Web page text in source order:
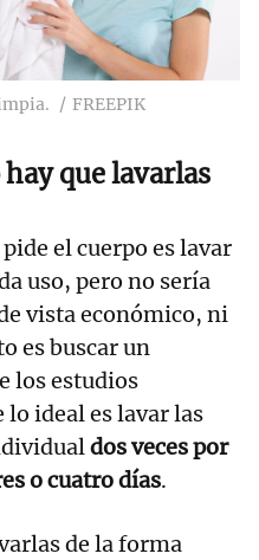
FREEPIK
que lavarlas
el cuerpo es lavar
uso, pero no sería
vista económico, ni
es buscar un
los estudios
ideal es lavar las
dos veces por
o cuatro días.
de la forma